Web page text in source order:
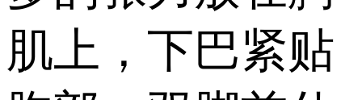
肌上，下巴紧贴